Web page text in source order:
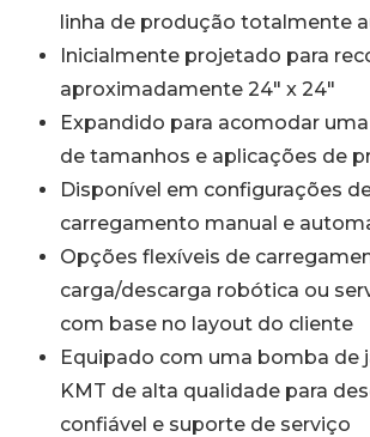
linha de produção totalmente
Inicialmente projetado para
aproximadamente 24″ x 24″
Expandido para acomodar
de tamanhos e aplicações de
Disponível em configurações
carregamento manual e
Opções flexíveis de
carga/descarga robótica ou
com base no layout do cliente
Equipado com uma bomba de
KMT de alta qualidade para
confiável e suporte de serviço